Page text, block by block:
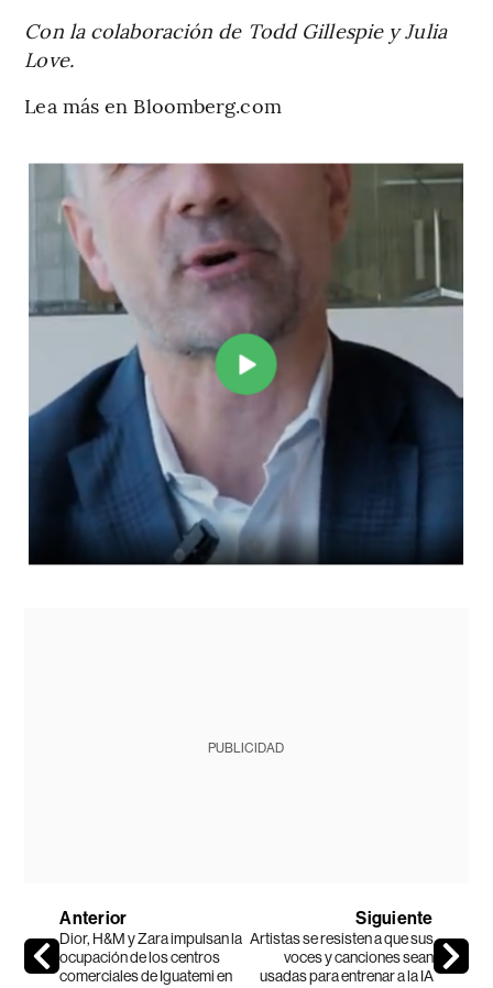
Con la colaboración de Todd Gillespie y Julia
Love.
Lea más en Bloomberg.com
PUBLICIDAD
Anterior
Dior, H&M y Zara impulsan la
ocupación de los centros
comerciales de Iguatemi en
Siguiente
Artistas se resisten a que sus
voces y canciones sean
usadas para entrenar a la IA